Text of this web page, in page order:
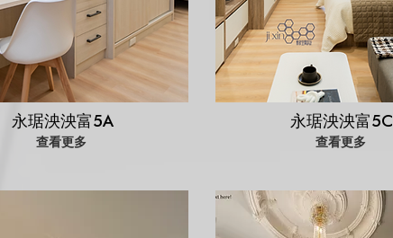
永琚泱泱富5A
查看更多
永琚泱泱富5C
查看更多